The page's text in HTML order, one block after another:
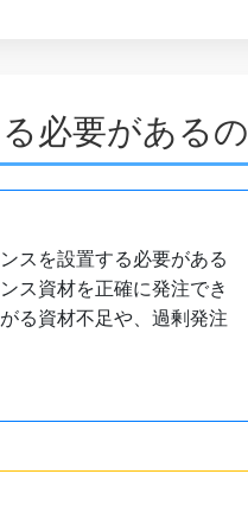
必要がある
スを設置する必要がある
ス資材を正確に発注でき
る資材不足や、過剰発注